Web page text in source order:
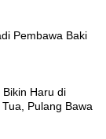
Pembawa Baki
Haru di
Pulang Bawa